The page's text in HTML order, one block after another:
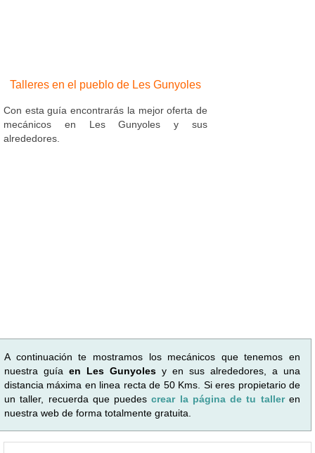
Talleres en el pueblo de Les Gunyoles
Con esta guía encontrarás la mejor oferta de
mecánicos en Les Gunyoles y sus
alrededores.
A continuación te mostramos los mecánicos que tenemos en
nuestra guía en Les Gunyoles y en sus alrededores, a una
distancia máxima en linea recta de 50 Kms. Si eres propietario de
un taller, recuerda que puedescrear la página de tu talleren
nuestra web de forma totalmente gratuita.